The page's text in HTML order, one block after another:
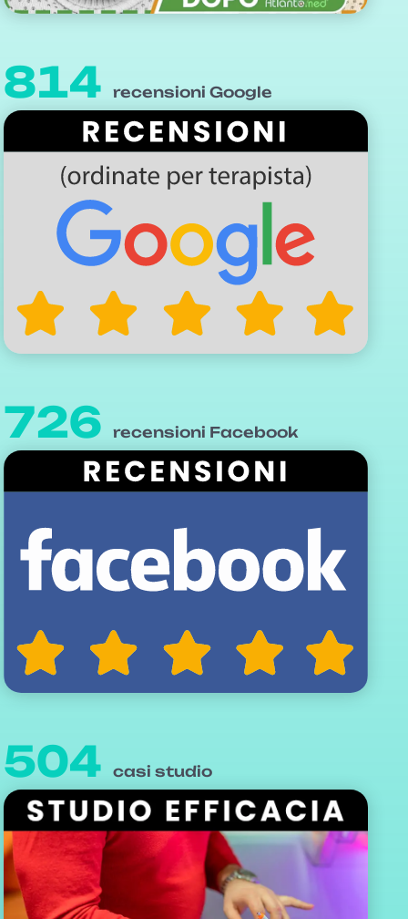
814 recensioni Google
726 recensioni Facebook
504 casi studio